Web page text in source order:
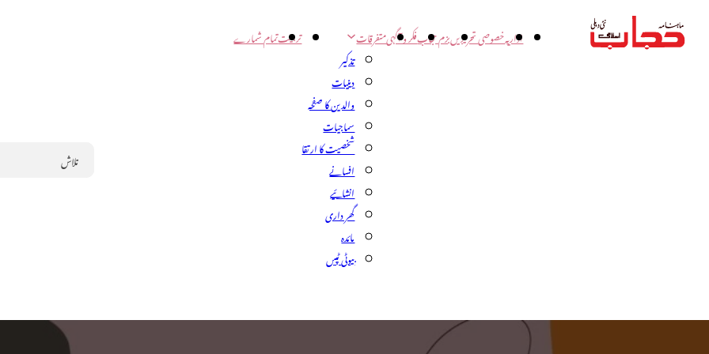
اداریہخصوصی تحریریںبزم حجابفکر و آگہیمتفرقات
تذکیر
دینیات
والدین کا صفحہ
سماجیات
شخصیت کا ارتقا
افسانے
انشائیے
گھر داری
مائدہ
بیوٹی ٹپس
تربیتتمام شمارے
Search